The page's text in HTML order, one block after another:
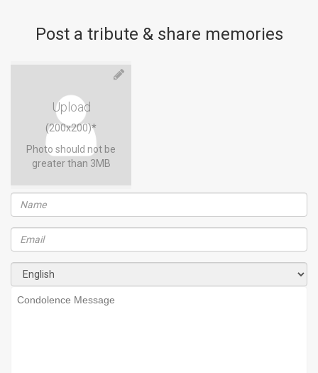
Post a tribute & share memories
Upload
(200x200)*
Photo should not be
greater than 3MB